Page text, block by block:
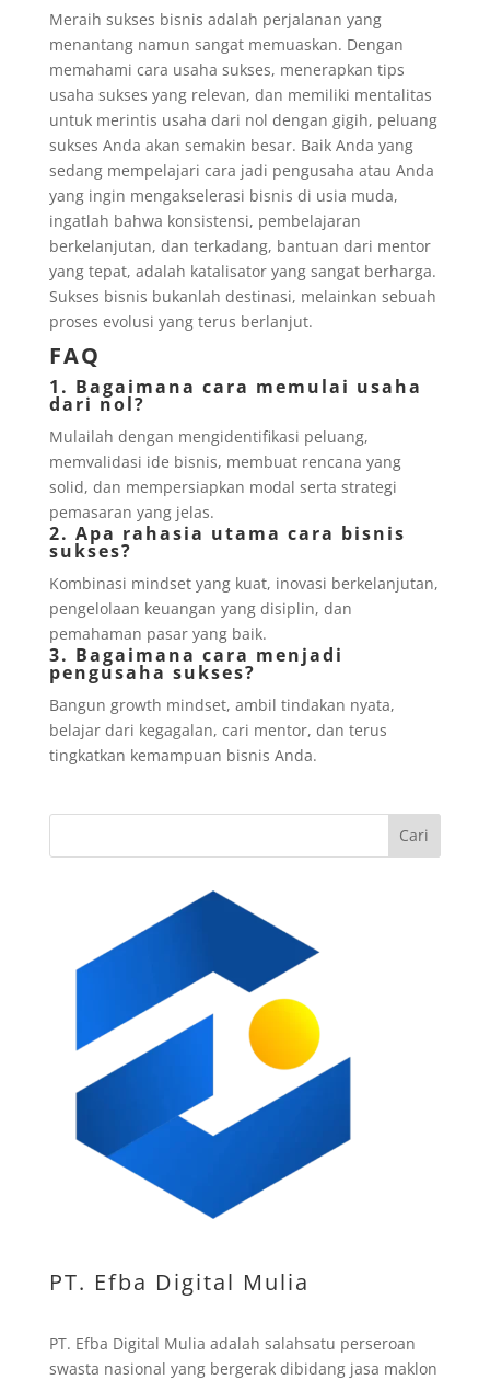
Meraih sukses bisnis adalah perjalanan yang
menantang namun sangat memuaskan. Dengan
memahami cara usaha sukses, menerapkan tips
usaha sukses yang relevan, dan memiliki mentalitas
untuk merintis usaha dari nol dengan gigih, peluang
sukses Anda akan semakin besar. Baik Anda yang
sedang mempelajari cara jadi pengusaha atau Anda
yang ingin mengakselerasi bisnis di usia muda,
ingatlah bahwa konsistensi, pembelajaran
berkelanjutan, dan terkadang, bantuan dari mentor
yang tepat, adalah katalisator yang sangat berharga.
Sukses bisnis bukanlah destinasi, melainkan sebuah
proses evolusi yang terus berlanjut.
FAQ
1. Bagaimana cara memulai usaha
dari nol?
Mulailah dengan mengidentifikasi peluang,
memvalidasi ide bisnis, membuat rencana yang
solid, dan mempersiapkan modal serta strategi
pemasaran yang jelas.
2. Apa rahasia utama cara bisnis
sukses?
Kombinasi mindset yang kuat, inovasi berkelanjutan,
pengelolaan keuangan yang disiplin, dan
pemahaman pasar yang baik.
3. Bagaimana cara menjadi
pengusaha sukses?
Bangun growth mindset, ambil tindakan nyata,
belajar dari kegagalan, cari mentor, dan terus
tingkatkan kemampuan bisnis Anda.
Cari
PT. Efba Digital Mulia
PT. Efba Digital Mulia adalah salahsatu perseroan
swasta nasional yang bergerak dibidang jasa maklon